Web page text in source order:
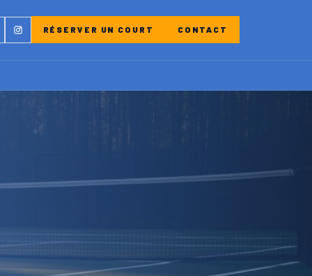
InstagramRÉSERVER UN COURT CONTACT